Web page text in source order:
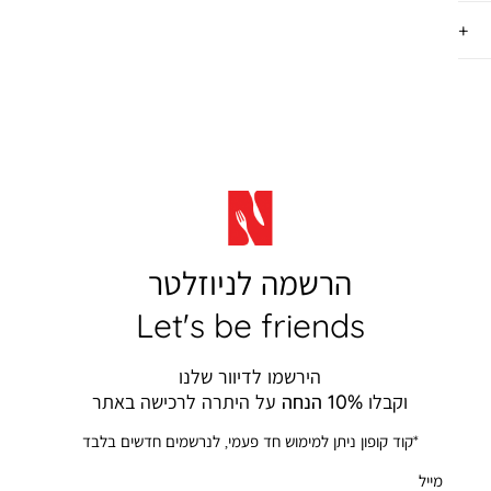
הרשמה לניוזלטר
Let's be friends
הירשמו לדיוור שלנו
וקבלו 10% הנחה על היתרה לרכישה באתר
*קוד קופון ניתן למימוש חד פעמי, לנרשמים חדשים בלבד
מייל